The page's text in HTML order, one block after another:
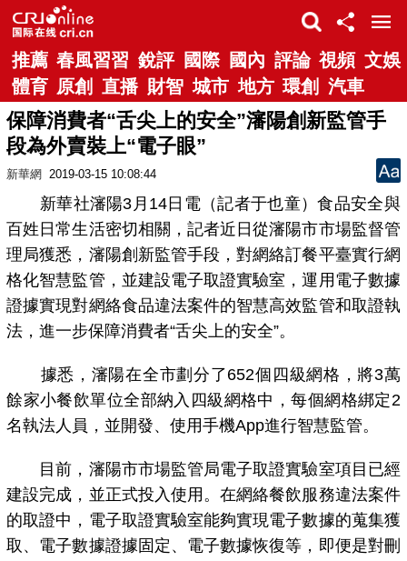
推薦 春風習習 銳評 國際 國內 評論 視頻 文娛
體育 原創 直播 財智 城市 地方 環創 汽車
保障消費者“舌尖上的安全”瀋陽創新監管手
段為外賣裝上“電子眼”
新華網 2019-03-15 10:08:44
新華社瀋陽3月14日電（記者于也童）食品安全與
百姓日常生活密切相關，記者近日從瀋陽市市場監督管
理局獲悉，瀋陽創新監管手段，對網絡訂餐平臺實行網
格化智慧監管，並建設電子取證實驗室，運用電子數據
證據實現對網絡食品違法案件的智慧高效監管和取證執
法，進一步保障消費者“舌尖上的安全”。
據悉，瀋陽在全市劃分了652個四級網格，將3萬
餘家小餐飲單位全部納入四級網格中，每個網格綁定2
名執法人員，並開發、使用手機App進行智慧監管。
目前，瀋陽市市場監管局電子取證實驗室項目已經
建設完成，並正式投入使用。在網絡餐飲服務違法案件
的取證中，電子取證實驗室能夠實現電子數據的蒐集獲
取、電子數據證據固定、電子數據恢復等，即便是對刪